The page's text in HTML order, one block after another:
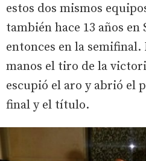
estos dos mismos
también hace 13 años en
entonces en la
manos el tiro de la
escupió el aro y abrió el
final y el título.